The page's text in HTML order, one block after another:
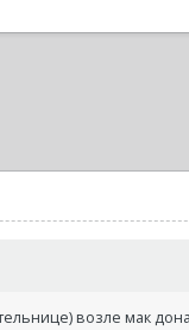
возле мак